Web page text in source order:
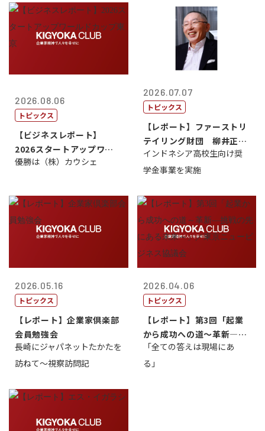
2026.08.06
トピックス
【ビジネスレポート】
2026スタートアップワー
ルドカップ東京
優勝は（株）カウシェ
2026.07.07
トピックス
【レポート】ファーストリ
テイリング財団 柳井正
理事長
インドネシア高校生向け奨
学金事業を実施
2026.05.16
トピックス
【レポート】企業家倶楽部
会員勉強会
長崎にジャパネットたかたを
訪ねて～視察訪問記
2026.04.06
トピックス
【レポート】第3回「起業
から成功への道～革新―挑
戦の先にある...
「全ての答えは現場にあ
る」